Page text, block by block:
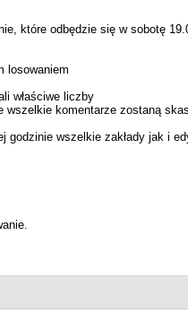
które odbędzie się w sobotę
losowaniem
właściwe liczby
komentarze zostaną
wszelkie zakłady jak i